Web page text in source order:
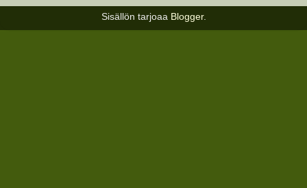
Sisällön tarjoaa Blogger.